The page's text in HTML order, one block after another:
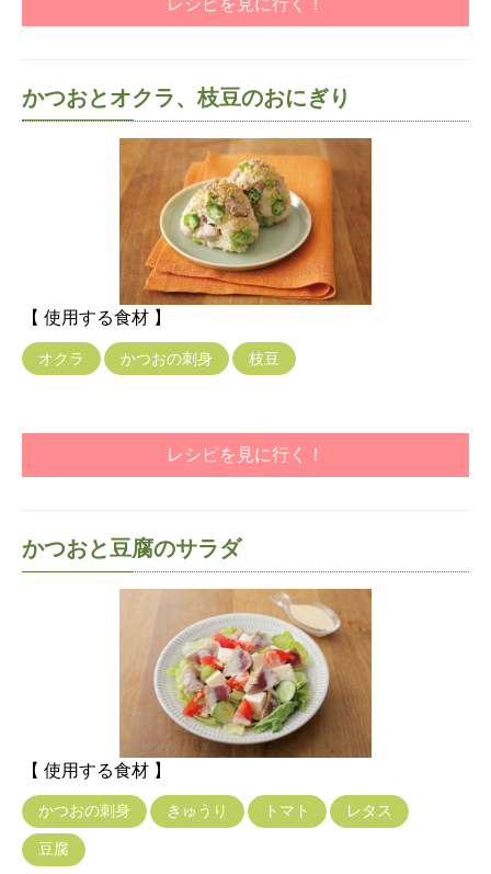
かつおとオクラ、枝豆のおにぎり
【 使用する食材 】
オクラ かつおの刺身 枝豆
レシピを見に行く！
かつおと豆腐のサラダ
【 使用する食材 】
かつおの刺身 きゅうり トマト レタス
豆腐